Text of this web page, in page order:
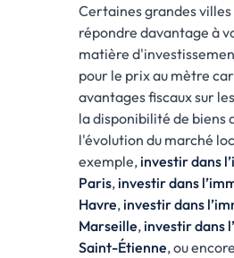
Certaines grandes
répondre davantage à
matière
pour le prix au mètre
avantages fiscaux sur
la disponibilité de biens
l'évolution du marché
exemple, investir dans
Paris, investir dans
Havre, investir dans
Marseille, investir dans
Saint-Étienne, ou encore